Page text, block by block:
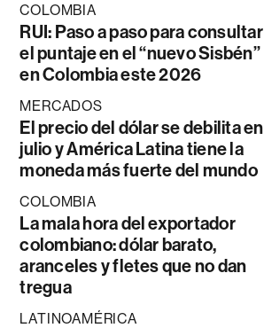
COLOMBIA
RUI: Paso a paso para consultar
el puntaje en el “nuevo Sisbén”
en Colombia este 2026
MERCADOS
El precio del dólar se debilita en
julio y América Latina tiene la
moneda más fuerte del mundo
COLOMBIA
La mala hora del exportador
colombiano: dólar barato,
aranceles y fletes que no dan
tregua
LATINOAMÉRICA